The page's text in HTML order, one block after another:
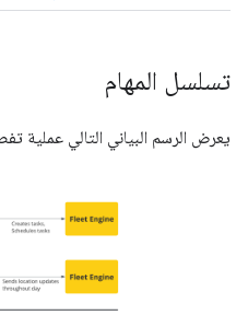
تسلسل المهام
يعرض الرسم البياني التالي عملية